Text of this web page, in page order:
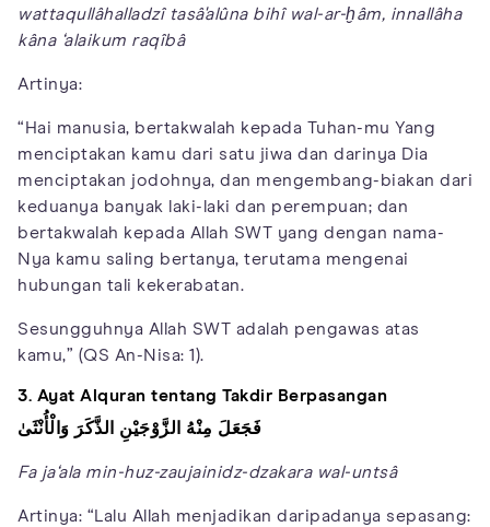
wattaqullâhalladzî tasâ'alûna bihî wal-ar-ḫâm, innallâha
kâna ‘alaikum raqîbâ
Artinya:
“Hai manusia, bertakwalah kepada Tuhan-mu Yang
menciptakan kamu dari satu jiwa dan darinya Dia
menciptakan jodohnya, dan mengembang-biakan dari
keduanya banyak laki-laki dan perempuan; dan
bertakwalah kepada Allah SWT yang dengan nama-
Nya kamu saling bertanya, terutama mengenai
hubungan tali kekerabatan.
Sesungguhnya Allah SWT adalah pengawas atas
kamu,” (QS An-Nisa: 1).
3. Ayat Alquran tentang Takdir Berpasangan
فَجَعَلَ مِنْهُ الزَّوْجَيْنِ الذَّكَرَ وَالْأُنْثَىٰ
Fa ja‘ala min-huz-zaujainidz-dzakara wal-untsâ
Artinya: “Lalu Allah menjadikan daripadanya sepasang: